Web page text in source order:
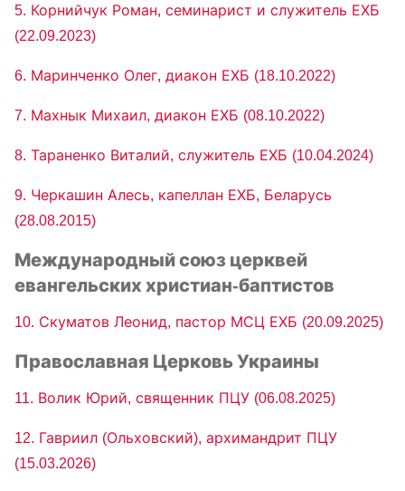
5. Корнийчук Роман, семинарист и служитель ЕХБ
(22.09.2023)
6. Маринченко Олег, диакон ЕХБ (18.10.2022)
7. Махнык Михаил, диакон ЕХБ (08.10.2022)
8. Тараненко Виталий, служитель ЕХБ (10.04.2024)
9. Черкашин Алесь, капеллан ЕХБ, Беларусь
(28.08.2015)
Международный союз церквей
евангельских христиан-баптистов
10. Скуматов Леонид, пастор МСЦ ЕХБ (20.09.2025)
Православная Церковь Украины
11. Волик Юрий, священник ПЦУ (06.08.2025)
12. Гавриил (Ольховский), архимандрит ПЦУ
(15.03.2026)